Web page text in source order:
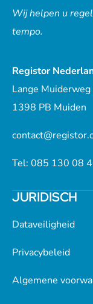
Wij helpen u
tempo.
Registor
Lange
1398 PB Muiden
Tel: 085 130 08
JURIDISCH
Dataveiligheid
Privacybeleid
Algemene